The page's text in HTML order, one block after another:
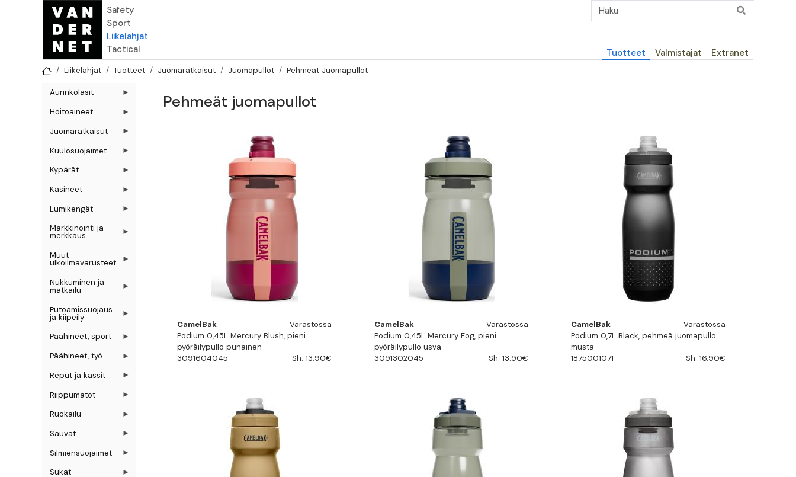
Hyppää pääsisältöön
Safety
Sport
Liikelahjat
Tactical
Päävalikko
Tuotteet Valmistajat Extranet
Liikelahjat Tuotteet Juomaratkaisut Juomapullot Pehmeät Juomapullot
Pehmeät juomapullot
CamelBak
Varastossa
Podium 0,45L Mercury Blush, pieni
pyöräilypullo punainen
3091604045
Sh. 13.90€
CamelBak
Varastossa
Podium 0,45L Mercury Fog, pieni
pyöräilypullo usva
3091302045
Sh. 13.90€
CamelBak
Varastossa
Podium 0,7L Black, pehmeä juomapullo
musta
1875001071
Sh. 16.90€
Aurinkolasit
Hoitoaineet
Juomaratkaisut
Kuulosuojaimet
Kypärät
Käsineet
Lumikengät
Markkinointi ja
merkkaus
Muut
ulkoilmavarusteet
Nukkuminen ja
matkailu
Putoamissuojaus
ja kiipeily
Päähineet, sport
Päähineet, työ
Reput ja kassit
Riippumatot
Ruokailu
Sauvat
Silmiensuojaimet
Sukat